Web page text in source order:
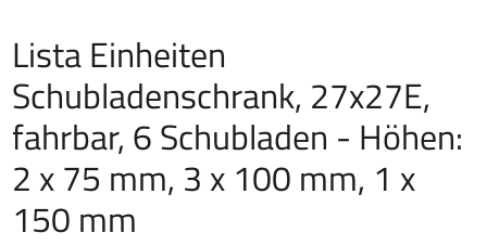
Lista Einheiten
Schubladenschrank, 27x27E,
fahrbar, 6 Schubladen - Höhen:
2 x 75 mm, 3 x 100 mm, 1 x
150 mm